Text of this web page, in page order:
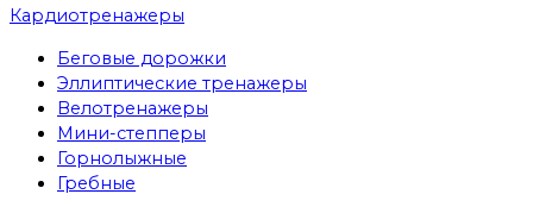
Кардиотренажеры
Беговые дорожки
Эллиптические тренажеры
Велотренажеры
Мини-степперы
Горнолыжные
Гребные